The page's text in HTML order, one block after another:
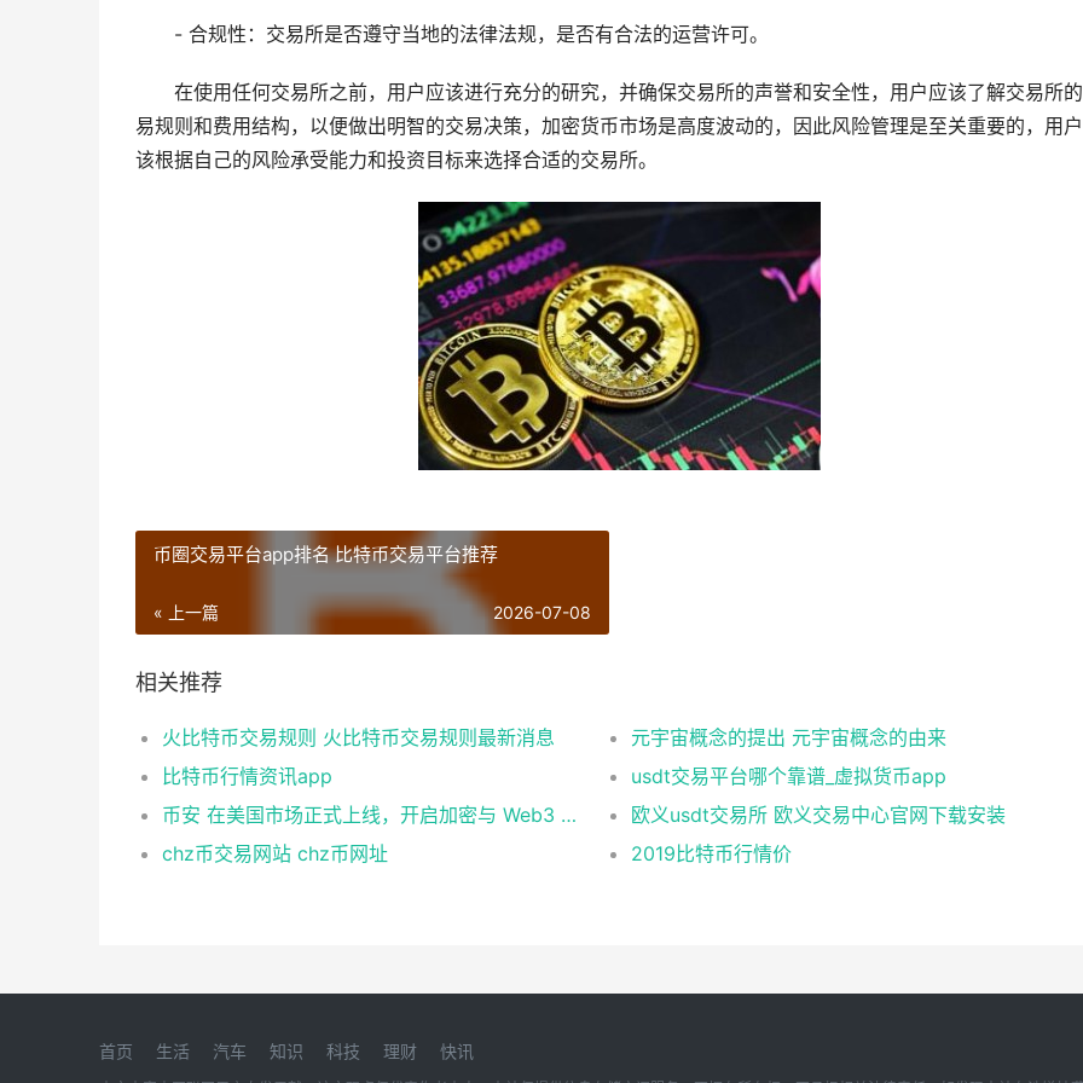
- 合规性：交易所是否遵守当地的法律法规，是否有合法的运营许可。
在使用任何交易所之前，用户应该进行充分的研究，并确保交易所的声誉和安全性，用户应该了解交易所
易规则和费用结构，以便做出明智的交易决策，加密货币市场是高度波动的，因此风险管理是至关重要的，用
该根据自己的风险承受能力和投资目标来选择合适的交易所。
币圈交易平台app排名 比特币交易平台推荐
« 上一篇 2026-07-08
相关推荐
火比特币交易规则 火比特币交易规则最新消息
元宇宙概念的提出 元宇宙概念的由来
比特币行情资讯app
usdt交易平台哪个靠谱_虚拟货币app
币安 在美国市场正式上线，开启加密与 Web3 创新的全新时代！
欧义usdt交易所 欧义交易中心官网下载安装
chz币交易网站 chz币网址
2019比特币行情价
首页 生活 汽车 知识 科技 理财 快讯